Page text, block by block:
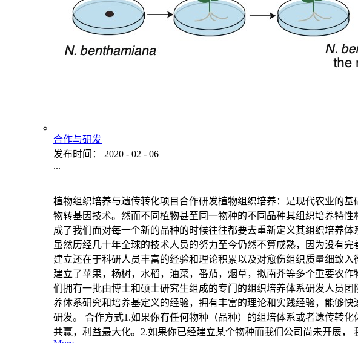
合作与研发
发布时间：
2020 - 02 - 06
...
植物组织培养与遗传转化项目合作研发植物组织培养：是现代农业的
物转基因技术。然而不同植物甚至同一物种的不同品种其组织培养特
成了我们面对每一个新的品种的时候往往都要去重新定义其组织培养
虽然历经几十年全球的技术人员的努力至今仍然不算成熟，因为没有
建立还在于科研人员丰富的经验和理论积累以及对愈伤组织质量细致
建立了苹果，杨树，水稻，油菜，番茄，烟草，拟南芥等多个重要农
们拥有一批由博士和硕士研究生组成的专门的组织培养体系研发人员
养体系研究和培养基定义的经验，拥有丰富的理论和实践经验，能够
研发。 合作方式1.如果你有任何物种（品种）的组培体系或者遗传转
共赢，利益最大化。2.如果你已经建立某个物种而我们公司尚未开展